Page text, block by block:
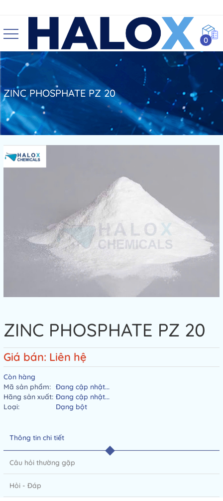
0
ZINC PHOSPHATE PZ 20
ZINC PHOSPHATE PZ 20
Giá bán: Liên hệ
Còn hàng
Mã sản phẩm: Đang cập nhật...
Hãng sản xuất: Đang cập nhật...
Loại:
Dạng bột
Thông tin chi tiết
Câu hỏi thường gặp
Hỏi - Đáp